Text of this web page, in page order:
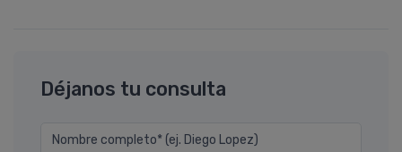
Déjanos tu consulta
Nombre completo* (ej. Diego Lopez)